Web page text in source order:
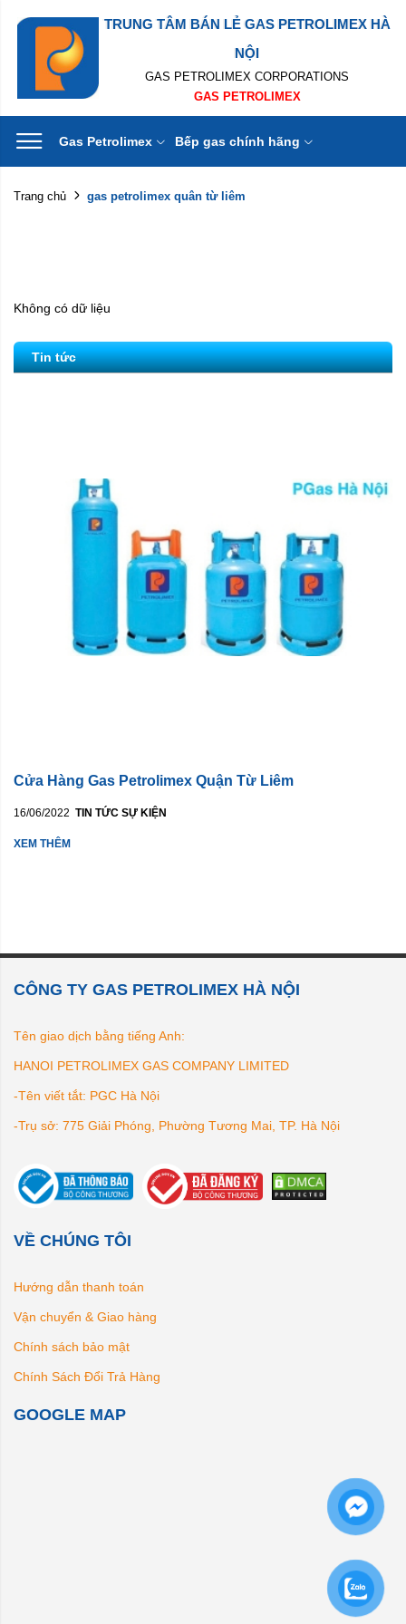
TRUNG TÂM BÁN LẺ GAS PETROLIMEX HÀ
NỘI
GAS PETROLIMEX CORPORATIONS
GAS PETROLIMEX
Gas Petrolimex Bếp gas chính hãng
Trang chủ gas petrolimex quân từ liêm
Không có dữ liệu
Tin tức
Cửa Hàng Gas Petrolimex Quận Từ Liêm
16/06/2022 TIN TỨC SỰ KIỆN
XEM THÊM
CÔNG TY GAS PETROLIMEX HÀ NỘI
Tên giao dịch bằng tiếng Anh:
HANOI PETROLIMEX GAS COMPANY LIMITED
-Tên viết tắt: PGC Hà Nội
-Trụ sở: 775 Giải Phóng, Phường Tương Mai, TP. Hà Nội
VỀ CHÚNG TÔI
Hướng dẫn thanh toán
Vận chuyển & Giao hàng
Chính sách bảo mật
Chính Sách Đổi Trả Hàng
GOOGLE MAP